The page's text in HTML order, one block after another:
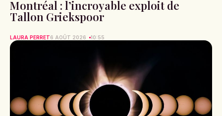
Montréal : l’incroyable exploit de
Tallon Griekspoor
LAURA PERRET6 AOÛT 2026 10:55